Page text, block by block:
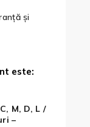
și
este: